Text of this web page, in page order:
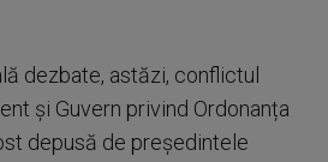
dezbate, astăzi, conflictul
și Guvern privind Ordonanța
depusă de președintele